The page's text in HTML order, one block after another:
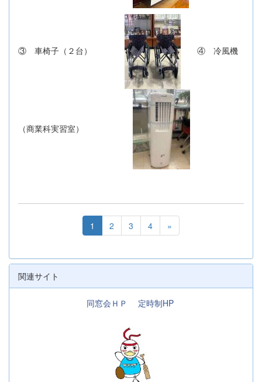
③ 車椅子（２台） ④ 冷風機
（商業科実習室）
1 2 3 4 »
関連サイト
同窓会ＨＰ 定時制HP